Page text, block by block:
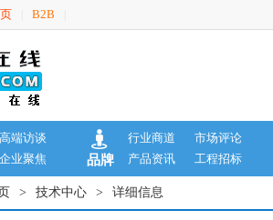
B2B
高端访谈
企业聚焦 品牌
行业商道
市场评论
产品资讯
工程招标
> 技术中心 > 详细信息